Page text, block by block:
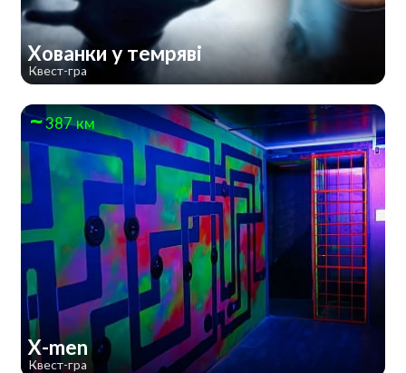
Хованки у темряві
Квест-гра
387 км
X-men
Квест-гра